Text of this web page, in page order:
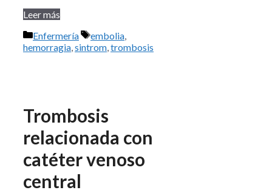
Leer más
Categorías
Enfermería Etiquetas
embolia,
hemorragia,sintrom,trombosis
Trombosis
relacionada con
catéter venoso
central